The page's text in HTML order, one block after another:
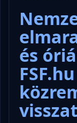
és
FSF.hu